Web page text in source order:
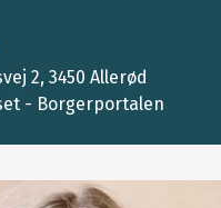
2, 3450 Allerød
- Borgerportalen